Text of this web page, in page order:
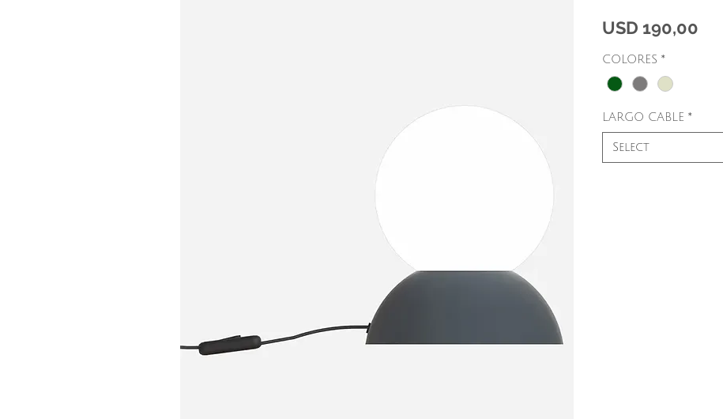
USD 190,00
COLORES *
LARGO CABLE *
Select